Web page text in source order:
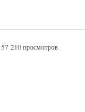
57 210 просмотров